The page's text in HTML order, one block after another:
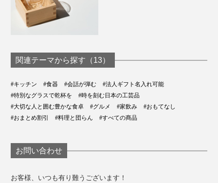
関連テーマから探す（13）
#キッチン #食器 #会話が弾む
#法人ギフト名入れ可能
#特別なグラスで乾杯を
#時を刻む日本の工芸品
#大切な人と囲む豊かな食卓
#グルメ #家飲み
#おもてなし
#おまとめ割引
#料理と団らん #すべての商品
お問い合わせ
お客様、いつも有り難うございます！